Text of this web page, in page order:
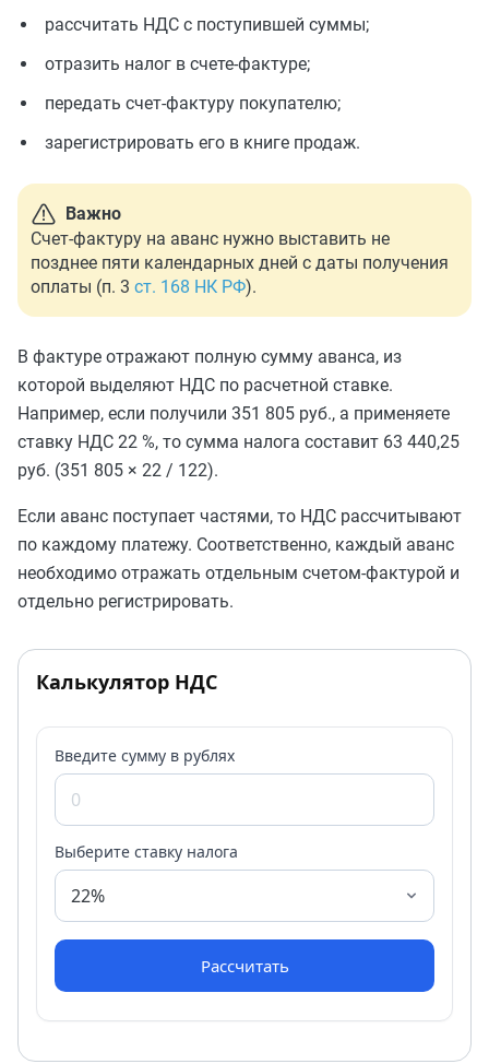
рассчитать НДС с поступившей суммы;
отразить налог в счете-фактуре;
передать счет-фактуру покупателю;
зарегистрировать его в книге продаж.
Важно
Счет-фактуру на аванс нужно выставить не
позднее пяти календарных дней с даты получения
оплаты (п. 3 ст. 168 НК РФ).
В фактуре отражают полную сумму аванса, из
которой выделяют НДС по расчетной ставке.
Например, если получили 351 805 руб., а применяете
ставку НДС 22 %, то сумма налога составит 63 440,25
руб. (351 805 × 22 / 122).
Если аванс поступает частями, то НДС рассчитывают
по каждому платежу. Соответственно, каждый аванс
необходимо отражать отдельным счетом-фактурой и
отдельно регистрировать.
Калькулятор НДС
Введите сумму в рублях
Выберите ставку налога
Рассчитать